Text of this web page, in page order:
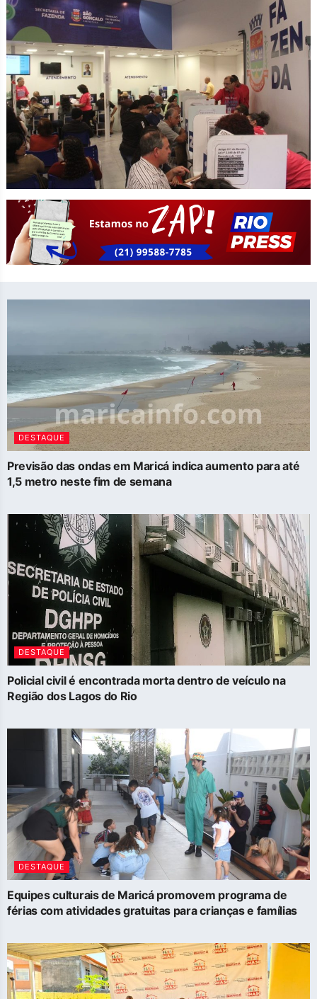
DESTAQUE
Previsão das ondas em Maricá indica aumento para até
1,5 metro neste fim de semana
DESTAQUE
Policial civil é encontrada morta dentro de veículo na
Região dos Lagos do Rio
DESTAQUE
Equipes culturais de Maricá promovem programa de
férias com atividades gratuitas para crianças e famílias